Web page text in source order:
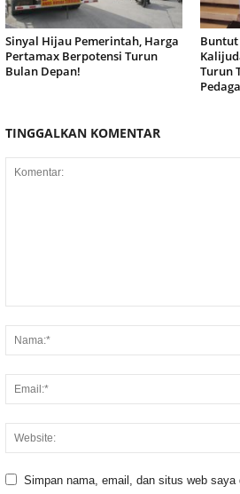
Sinyal Hijau Pemerintah, Harga
Pertamax Berpotensi Turun
Bulan Depan!
Buntut
Turun
TINGGALKAN KOMENTAR
Simpan nama, email, dan situs web